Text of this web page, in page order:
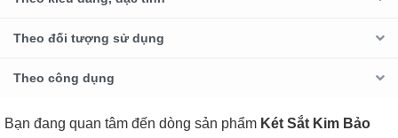
Theo đối tượng sử dụng
Theo công dụng
Bạn đang quan tâm đến dòng sản phẩm Két Sắt Kim Bảo